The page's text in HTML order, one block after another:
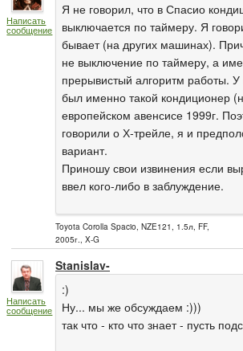
Написать
сообщение
Я не говорил, что в Спасио
выключается по таймеру. Я
бывает (на других машинах).
не выключение по таймеру, а
прерывистый алгоритм работы. У
был именно такой кондиционер
европейском авенсисе 1999г.
говорили о Х-трейле, я и
вариант.
Приношу свои извинения если
ввел кого-либо в заблуждение.
Toyota Corolla Spacio, NZE121, 1.5л, FF,
2005г., X-G
Написать
сообщение
Stanislav-
:)
Ну... мы же обсуждаем :)))
так что - кто что знает - пусть